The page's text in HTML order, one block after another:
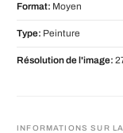
Format: Moyen
Type: Peinture
Résolution de l'image:
INFORMATIONS SUR